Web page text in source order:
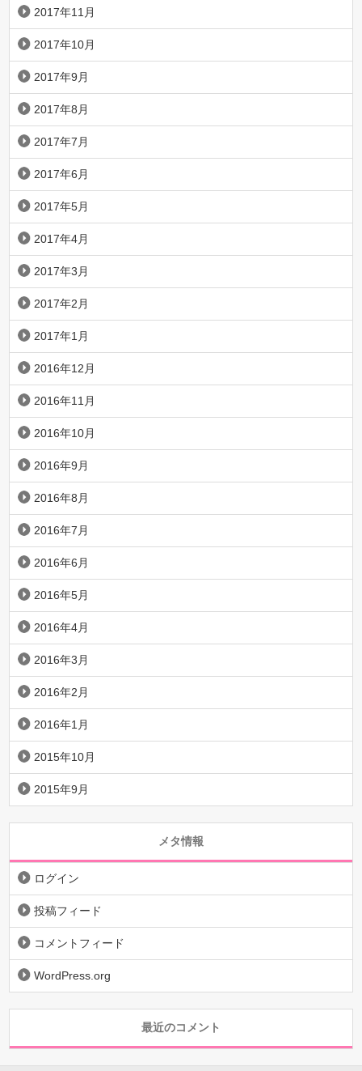
2017年11月
2017年10月
2017年9月
2017年8月
2017年7月
2017年6月
2017年5月
2017年4月
2017年3月
2017年2月
2017年1月
2016年12月
2016年11月
2016年10月
2016年9月
2016年8月
2016年7月
2016年6月
2016年5月
2016年4月
2016年3月
2016年2月
2016年1月
2015年10月
2015年9月
メタ情報
ログイン
投稿フィード
コメントフィード
WordPress.org
最近のコメント